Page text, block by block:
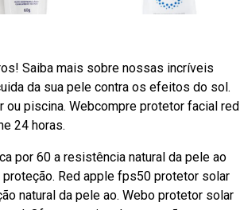
Saiba mais sobre nossas incríveis
da sua pele contra os efeitos do sol.
ou piscina. Webcompre protetor facial red
24 horas.
por 60 a resistência natural da pele ao
Red apple fps50 protetor solar
natural da pele ao. Webo protetor solar